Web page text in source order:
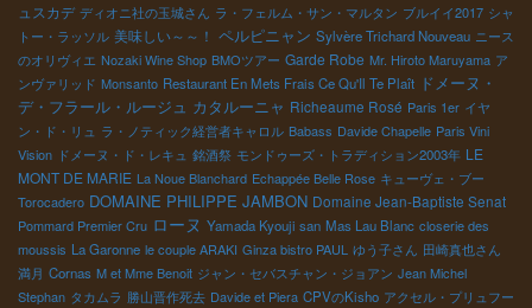
ュスカデ ディオニ社の玉城さん ラ・フェルム・サン・マルタン ブルイイ2017 シャ
トー・ラッソル 美味しい～～！ ペルピニャン Sylvère Trichard Nouveau ニース
のオリヴィエ Nozaki Wine Shop BMOツアー Garde Robe Mr. Hiroto Maruyama ア
ンヴァリッド Monsanto Restaurant En Mets Frais Ce Qu'Il Te Plaît ドメーヌ・
デ・フラール・ルージュ カタルーニャ Richeaume Rosé Paris 1er イヤ
ン・ド・リュ ラ・ノティック経営者キャロル Babass Davide Chapelle Paris Vini
Vision ドメーヌ・ド・レキュ 銘酒祭 モンドゥーズ・トラディション2003年 LE
MONT DE MARIE La Noue Blanchard Echappée Belle Rose キューヴェ・ブー
Torocadero DOMAINE PHILIPPE JAMBON Domaine Jean-Baptiste Senat
Pommard Premier Cru ローヌ Yamada Kyouji san Mas Lau Blanc closerie des
moussis La Garonne le couple ARAKI Ginza bistro PAUL ゆう子さん 田崎真也さん
満月 Cornas M et Mme Benoit ジャン・セバスチャン・ジョアン Jean Michel
Stephan タカムラ 勝山晋作死去 Davide et Piera CPVのKisho アクセル・プリュフー